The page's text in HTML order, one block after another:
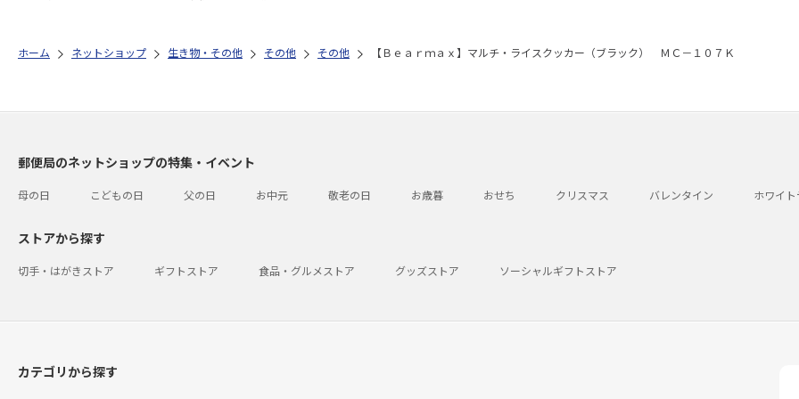
ホーム ネットショップ 生き物・その他 その他 その他 【Ｂｅａｒｍａｘ】マルチ・ライスクッカー（ブラック） ＭＣ－１０７Ｋ
郵便局のネットショップの特集・イベント
母の日 こどもの日 父の日 お中元 敬老の日 お歳暮 おせち クリスマス バレンタイン ホワイ
ストアから探す
切手・はがきストア ギフトストア 食品・グルメストア グッズストア ソーシャルギフトストア
カテゴリから探す